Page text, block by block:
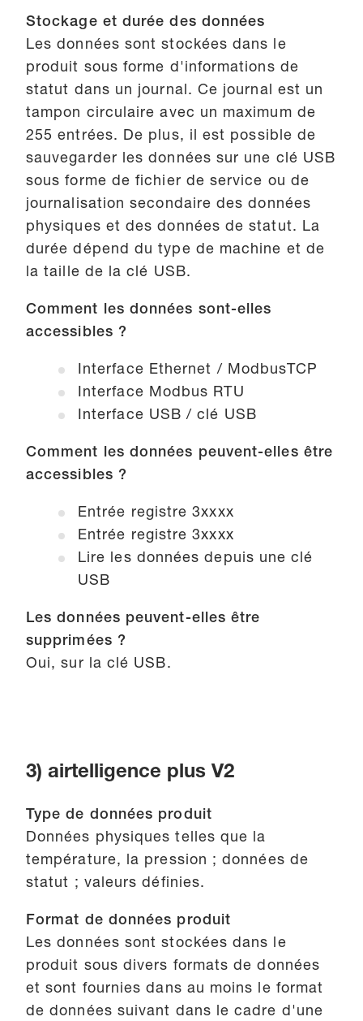
Stockage et durée des données
Les données sont stockées dans le
produit sous forme d'informations de
statut dans un journal. Ce journal est un
tampon circulaire avec un maximum de
255 entrées. De plus, il est possible de
sauvegarder les données sur une clé USB
sous forme de fichier de service ou de
journalisation secondaire des données
physiques et des données de statut. La
durée dépend du type de machine et de
la taille de la clé USB.
Comment les données sont-elles
accessibles ?
Interface Ethernet / ModbusTCP
Interface Modbus RTU
Interface USB / clé USB
Comment les données peuvent-elles être
accessibles ?
Entrée registre 3xxxx
Entrée registre 3xxxx
Lire les données depuis une clé
USB
Les données peuvent-elles être
supprimées ?
Oui, sur la clé USB.
3) airtelligence plus V2
Type de données produit
Données physiques telles que la
température, la pression ; données de
statut ; valeurs définies.
Format de données produit
Les données sont stockées dans le
produit sous divers formats de données
et sont fournies dans au moins le format
de données suivant dans le cadre d'une